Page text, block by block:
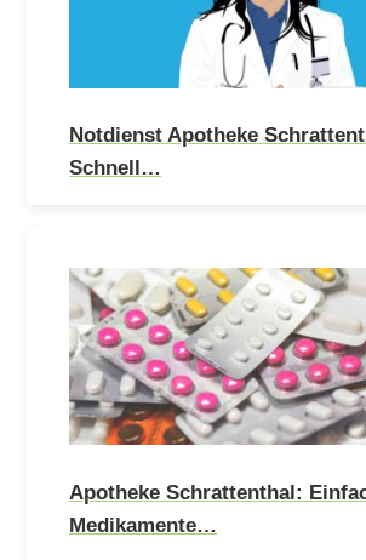
Notdienst Apotheke
Schnell…
Apotheke Schrattenthal:
Medikamente…